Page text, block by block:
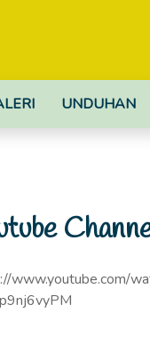
UNDUHAN
www.youtube.com/